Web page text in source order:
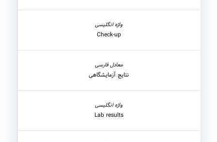
Check-up
نتایج آزمایشگاهی
Lab results